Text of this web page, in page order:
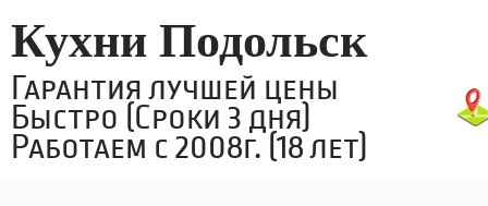
Кухни Подольск
Гарантия лучшей цены
Быстро (Сроки 3 дня)
Работаем с 2008г. (18 лет)